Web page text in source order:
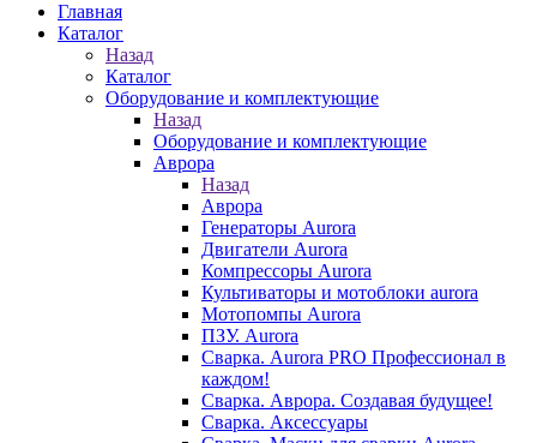
Главная
Каталог
Назад
Каталог
Оборудование и комплектующие
Назад
Оборудование и комплектующие
Аврора
Назад
Аврора
Генераторы Aurora
Двигатели Aurora
Компрессоры Aurora
Культиваторы и мотоблоки aurora
Мотопомпы Aurora
ПЗУ. Aurora
Сварка. Aurora PRO Профессионал в
каждом!
Сварка. Аврора. Создавая будущее!
Сварка. Аксессуары